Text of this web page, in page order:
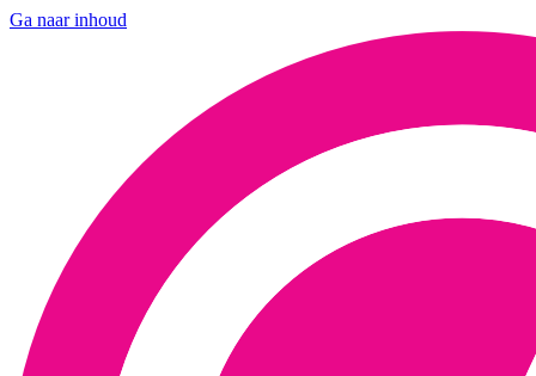
Ga naar inhoud